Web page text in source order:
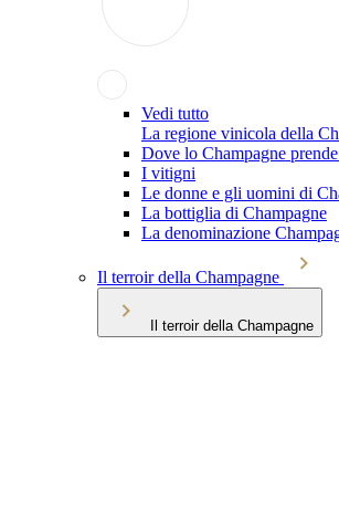
Vedi tutto
La regione vinicola della
Dove lo Champagne
I vitigni
Le donne e gli uomini di
La bottiglia di Champagne
La denominazione
Il terroir della Champagne
Il terroir della Champagne